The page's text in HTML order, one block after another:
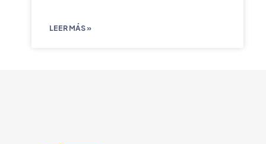
LEER MÁS »